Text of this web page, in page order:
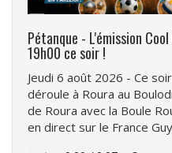
Pétanque - L'émission
19h00 ce soir !
Jeudi 6 août 2026 - Ce
déroule à Roura au
de Roura avec la Boule
en direct sur le France